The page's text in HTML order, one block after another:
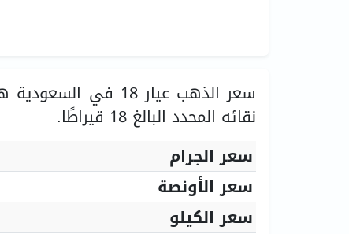
سعر الذهب عيار 18 في السعودية هو
نقائه المحدد البالغ 18 قيراطًا.
سعر الجرام
سعر الأونصة
سعر الكيلو